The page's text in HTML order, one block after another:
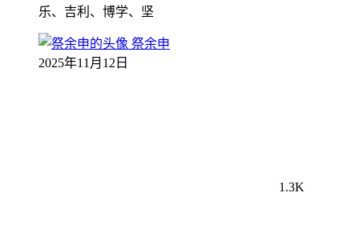
乐、吉利、博学、坚
祭余申
2025年11月12日
1.3K